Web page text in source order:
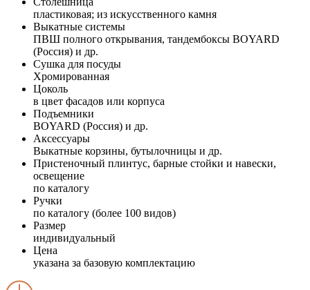
пластиковая; из искусственного камня
Выкатные системы
ПВШ полного открывания, тандембоксы BOYARD
(Россия) и др.
Сушка для посуды
Хромированная
Цоколь
в цвет фасадов или корпуса
Подъемники
BOYARD (Россия) и др.
Аксессуары
Выкатные корзины, бутылочницы и др.
Пристеночный плинтус, барные стойки и навески,
освещение
по каталогу
Ручки
по каталогу (более 100 видов)
Размер
индивидуальный
Цена
указана за базовую комплектацию